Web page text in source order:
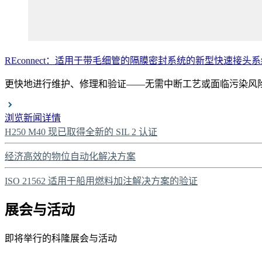
REconnect：适用于带毛细管的隔膜密封系统的新型快速接头
更快地进行维护、修理和验证——无需中断工艺或面临污染风
浏览新闻详情
H250 M40 现已取得全新的 SIL 2 认证
经济高效的物位自动化解决方案
ISO 21562 适用于船用燃料加注解决方案的验证
展会与活动
即将举行的科隆展会与活动